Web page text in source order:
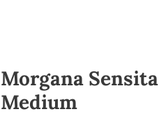
Morgana Sensita
Medium